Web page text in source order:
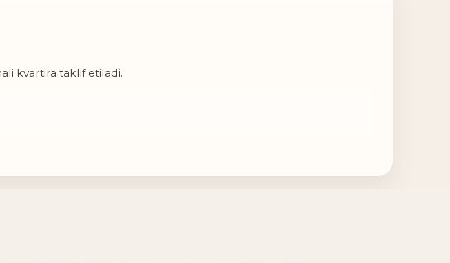
kvartira taklif etiladi.